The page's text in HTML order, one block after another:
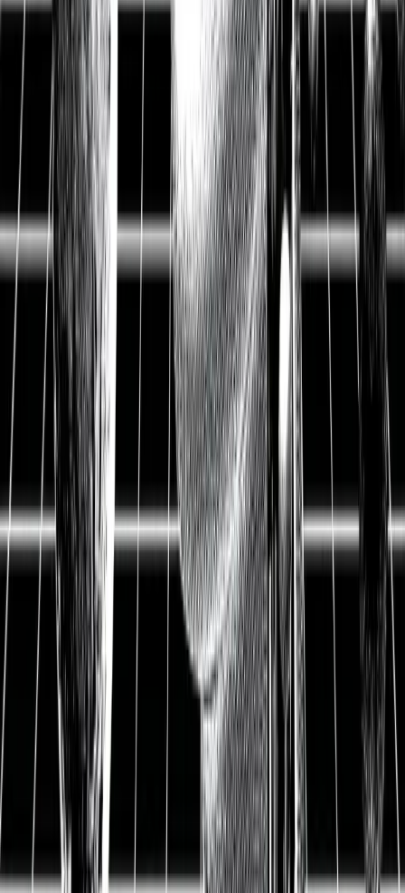
Aktienanalyse
Lindt & Sprüngli
Aktienanalyse: Schweizer
Qualität und ein Burggraben
aus Schokolade
11.06.2021
▲ Lindt & Sprüngli aus der Schweiz ist der
renommierteste Schokoladen- und Süßwarenhersteller
der Welt. 176 Jahre Tradition und Schokoladen-
Innovation machten Lindt & Sprüngli zum globalen
Führer für Premiumschokolade. Schokolade wird
dabei in Entwicklungsländern immer beliebter, vor
allem Premiumschokolade: Wir konsumieren
insgesamt weniger, aber achten mehr auf Qualität. Ein
toller Trend, der Lindt in die Karten spielt. Zusätzlich
gilt der Firmenstandort Schweiz als einer der
sichersten und liberalsten Häfen für Kapital. Die
oberste Priorität, das Vermögen von uns Investoren zu